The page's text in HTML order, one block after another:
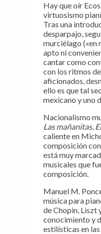
Hay que oír
virtuosismo
Tras una
desparpajo,
murciélago («en
apto ni
cantar como
con los ritmos
aficionados,
ello es que tal
mexicano y uno
Nacionalismo
Las mañanitas,
caliente en
composición
está muy
musicales que
composición.
Manuel M.
música para
de Chopin, Liszt
conocimiento y
estilísticas en